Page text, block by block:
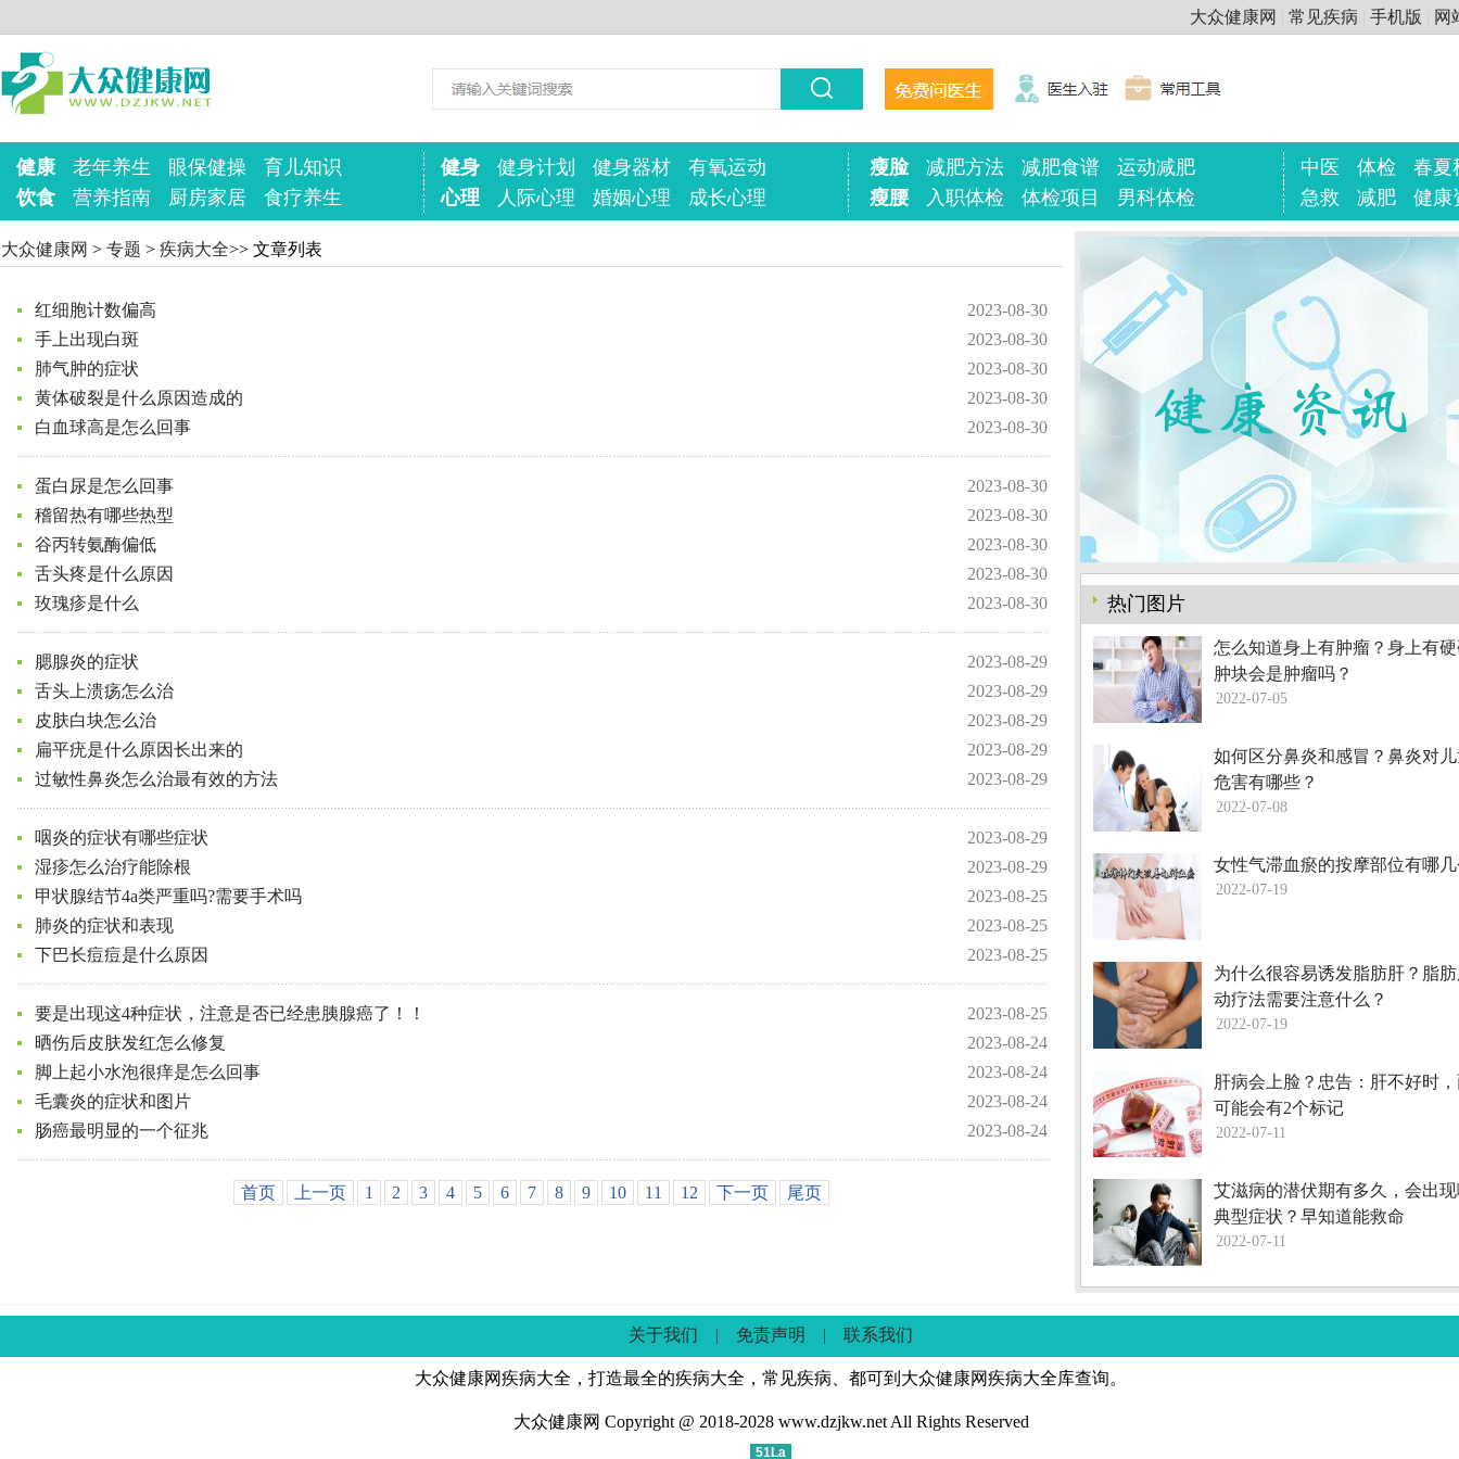
大众健康网 常见疾病 手机版 网
健康 老年养生 眼保健操 育儿知识 健身 健身计划 健身器材 有氧运动 瘦脸 减肥方法 减肥食谱 运动减肥 中医 体检
春夏
饮食
营养指南 厨房家居 食疗养生 心理 人际心理 婚姻心理 成长心理 瘦腰 入职体检 体检项目 男科体检 急救 减肥 健康
大众健康网 > 专题 > 疾病大全>> 文章列表
2023-08-30
红细胞计数偏高
2023-08-30
手上出现白斑
2023-08-30
肺气肿的症状
2023-08-30
黄体破裂是什么原因造成的
2023-08-30
白血球高是怎么回事
2023-08-30
蛋白尿是怎么回事
2023-08-30
稽留热有哪些热型
2023-08-30
谷丙转氨酶偏低
2023-08-30
舌头疼是什么原因
2023-08-30
玫瑰疹是什么
2023-08-29
腮腺炎的症状
2023-08-29
舌头上溃疡怎么治
2023-08-29
皮肤白块怎么治
2023-08-29
扁平疣是什么原因长出来的
2023-08-29
过敏性鼻炎怎么治最有效的方法
2023-08-29
咽炎的症状有哪些症状
2023-08-29
湿疹怎么治疗能除根
2023-08-25
甲状腺结节4a类严重吗?需要手术吗
2023-08-25
肺炎的症状和表现
2023-08-25
下巴长痘痘是什么原因
2023-08-25
要是出现这4种症状，注意是否已经患胰腺癌了！！
2023-08-24
晒伤后皮肤发红怎么修复
2023-08-24
脚上起小水泡很痒是怎么回事
2023-08-24
毛囊炎的症状和图片
2023-08-24
肠癌最明显的一个征兆
首页 上一页 1 2 3 4 5 6 7 8 9 10 11 12 下一页 尾页
热门图片
怎么知道身上有肿瘤？身上有
肿块会是肿瘤吗？
2022-07-05
如何区分鼻炎和感冒？鼻炎对
危害有哪些？
2022-07-08
女性气滞血瘀的按摩部位有哪
2022-07-19
为什么很容易诱发脂肪肝？脂
动疗法需要注意什么？
2022-07-19
肝病会上脸？忠告：肝不好时
可能会有2个标记
2022-07-11
艾滋病的潜伏期有多久，会出
典型症状？早知道能救命
2022-07-11
关于我们 | 免责声明 | 联系我们
大众健康网疾病大全，打造最全的疾病大全，常见疾病、都可到大众健康网疾病大全库查询。
大众健康网 Copyright @ 2018-2028 www.dzjkw.net All Rights Reserved
51La